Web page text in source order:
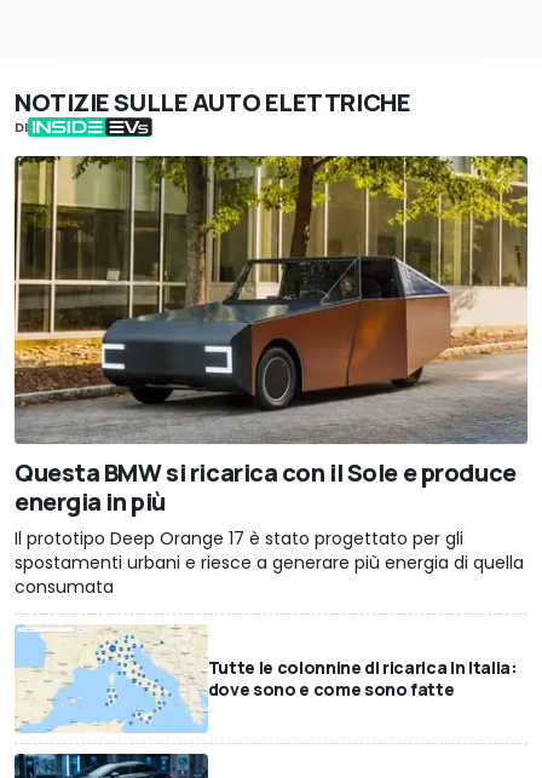
NOTIZIE SULLE AUTO ELETTRICHE
DI
Questa BMW si ricarica con il Sole e produce
energia in più
Il prototipo Deep Orange 17 è stato progettato per gli
spostamenti urbani e riesce a generare più energia di quella
consumata
Tutte le colonnine di ricarica in Italia:
dove sono e come sono fatte